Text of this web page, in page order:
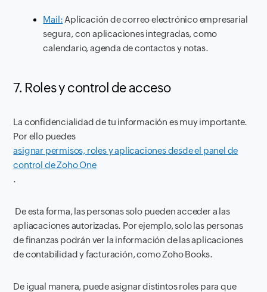
Mail: Aplicación de correo electrónico empresarial
segura, con aplicaciones integradas, como
calendario, agenda de contactos y notas.
7. Roles y control de acceso
La confidencialidad de tu información es muy importante.
Por ello puedes
asignar permisos, roles y aplicaciones desde el panel de
control de Zoho One
.
De esta forma, las personas solo pueden acceder a las
apliacaciones autorizadas. Por ejemplo, solo las personas
de finanzas podrán ver la información de las aplicaciones
de contabilidad y facturación, como Zoho Books.
De igual manera, puede asignar distintos roles para que